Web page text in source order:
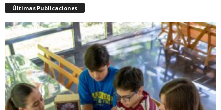
Últimas Publicaciones